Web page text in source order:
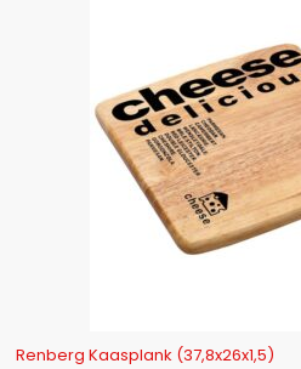
Renberg Kaasplank (37,8x26x1,5)